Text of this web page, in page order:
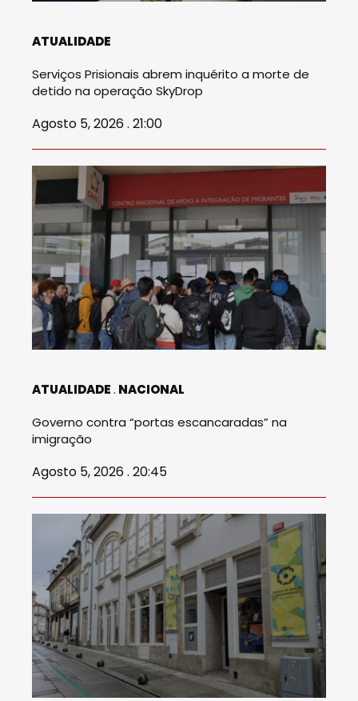
ATUALIDADE
Serviços Prisionais abrem inquérito a morte de
detido na operação SkyDrop
Agosto 5, 2026 . 21:00
ATUALIDADE NACIONAL
Governo contra “portas escancaradas” na
imigração
Agosto 5, 2026 . 20:45